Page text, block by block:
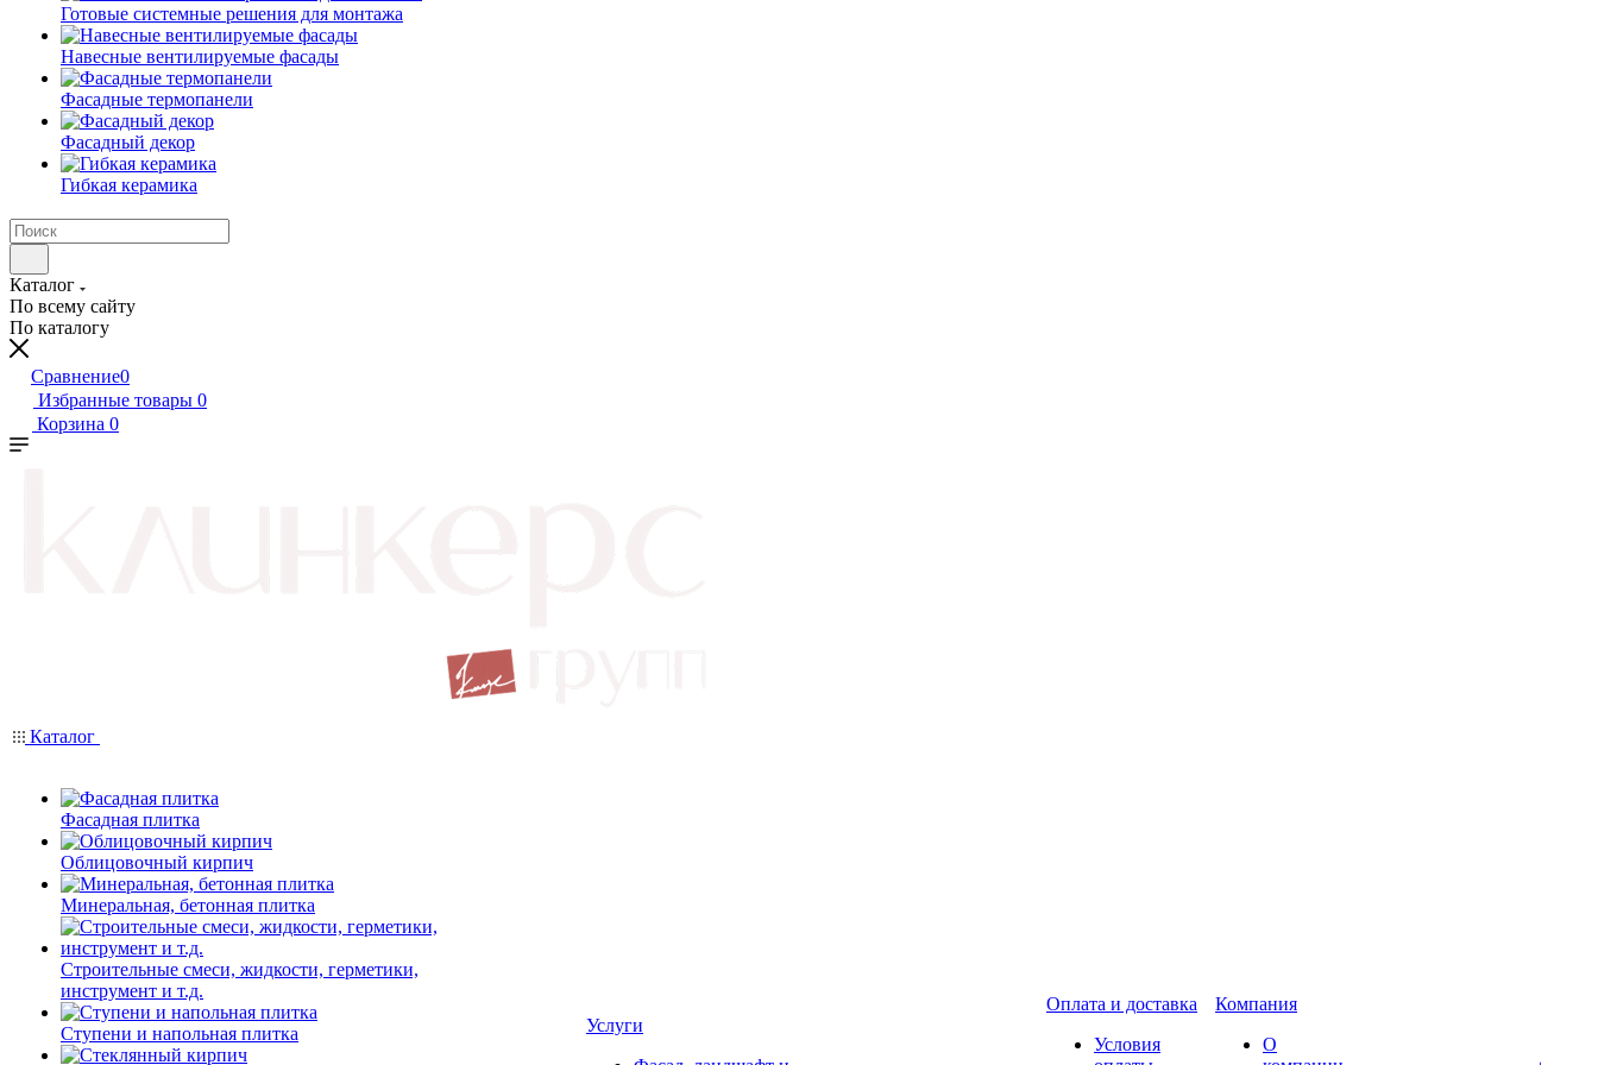
Готовые системные решения для монтажа
Навесные вентилируемые фасады
Фасадные термопанели
Фасадный декор
Гибкая керамика
Каталог
По всему сайту
По каталогу
Сравнение0
Избранные товары 0
Корзина 0
Каталог
Фасадная плитка
Облицовочный кирпич
Минеральная, бетонная плитка
Строительные смеси, жидкости, герметики,
инструмент и т.д.
Ступени и напольная плитка
Услуги
Оплата и доставка
Условия
Компания
О